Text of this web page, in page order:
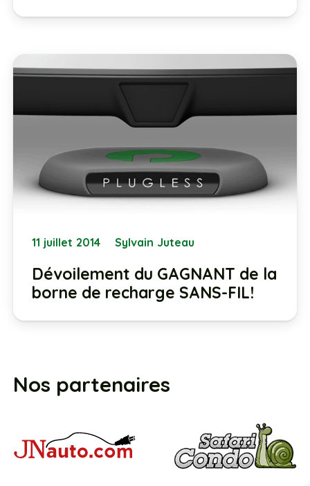
11 juillet 2014 Sylvain Juteau
Dévoilement du GAGNANT de la
borne de recharge SANS-FIL!
Nos partenaires